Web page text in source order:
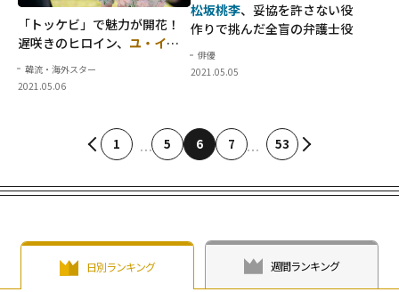
「トッケビ」で魅力が開花！
遅咲きのヒロイン、 ユ・イン
ナが演じる自立した女性像
韓流・海外スター
2021.05.06
松坂桃李、妥協を許さない役
作りで挑んだ全盲の弁護士役
俳優
2021.05.05
1 5 6 7 53
日別ランキング 週間ランキング